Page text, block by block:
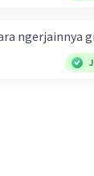
ngerjainnya